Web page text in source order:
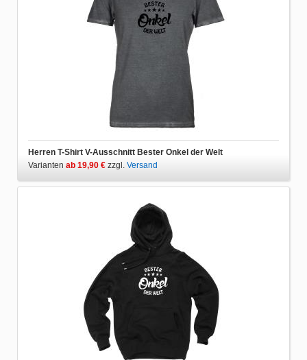
Herren T-Shirt V-Ausschnitt Bester Onkel der Welt
Varianten ab 19,90 € zzgl. Versand